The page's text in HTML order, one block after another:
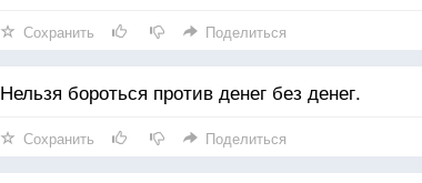
Сохранить Поделиться
Нельзя бороться против денег без денег.
Сохранить Поделиться